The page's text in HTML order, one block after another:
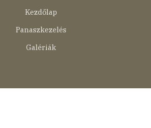
Kezdőlap
Panaszkezelés
Galériák